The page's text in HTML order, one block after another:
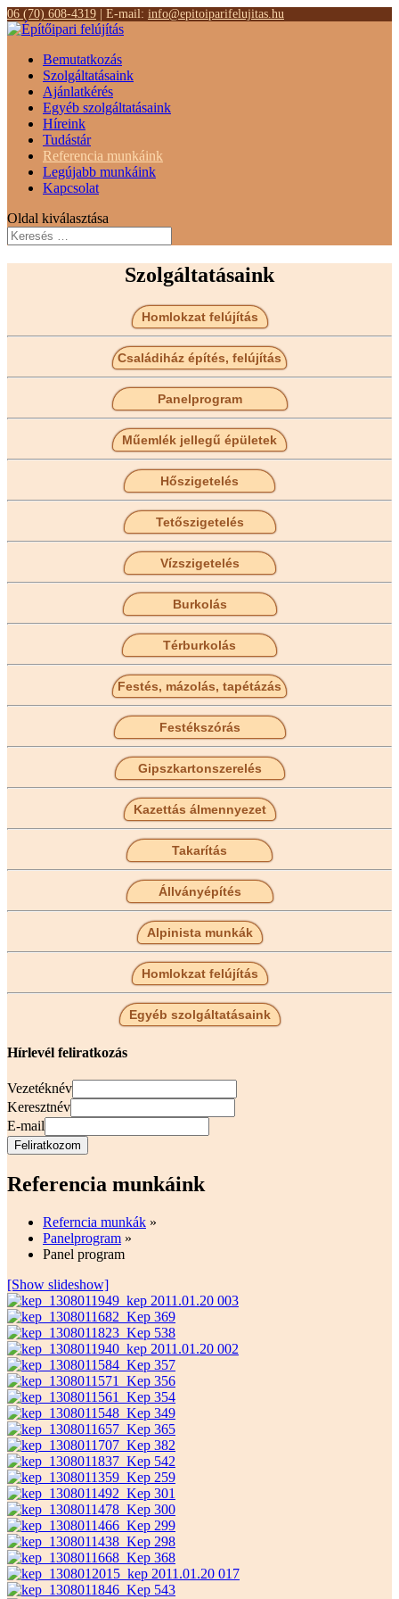
06 (70) 608-4319 | E-mail: info@epitoiparifelujitas.hu
Bemutatkozás
Szolgáltatásaink
Ajánlatkérés
Egyéb szolgáltatásaink
Híreink
Tudástár
Referencia munkáink
Legújabb munkáink
Kapcsolat
Oldal kiválasztása
Szolgáltatásaink
Homlokzat felújítás
Családiház építés, felújítás
Panelprogram
Műemlék jellegű épületek
Hőszigetelés
Tetőszigetelés
Vízszigetelés
Burkolás
Térburkolás
Festés, mázolás, tapétázás
Festékszórás
Gipszkartonszerelés
Kazettás álmennyezet
Takarítás
Állványépítés
Alpinista munkák
Homlokzat felújítás
Egyéb szolgáltatásaink
Hírlevél feliratkozás
Vezetéknév
Keresztnév
E-mail
Referencia munkáink
Referncia munkák »
Panelprogram »
Panel program
[Show slideshow]